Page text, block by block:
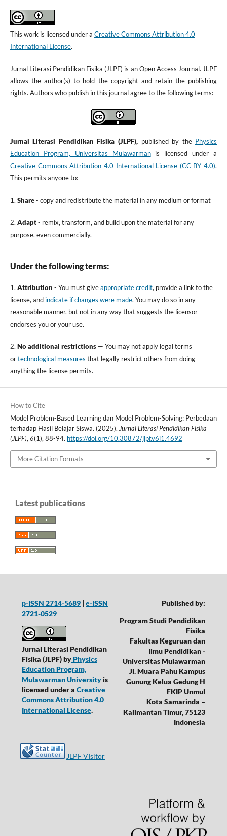
This work is licensed under a Creative Commons Attribution 4.0
International License.
Jurnal Literasi Pendidikan Fisika (JLPF) is an Open Access Journal. JLPF
allows the author(s) to hold the copyright and retain the publishing
rights. Authors who publish in this journal agree to the following terms:
Jurnal Literasi Pendidikan Fisika (JLPF), published by the Physics
Education Program, Universitas Mulawarmanis licensed under a
Creative Commons Attribution 4.0 International License (CC BY 4.0).
This permits anyone to:
1. Share- copy and redistribute the material in any medium or format
2. Adapt- remix, transform, and build upon the material for any
purpose, even commercially.
Under the following terms:
1. Attribution - You must giveappropriate credit, provide a link to the
license, and indicate if changes were made. You may do so in any
reasonable manner, but not in any way that suggests the licensor
endorses you or your use.
2. No additional restrictions— You may not apply legal terms
ortechnological measures that legally restrict others from doing
anything the license permits.
How to Cite
Model Problem-Based Learning dan Model Problem-Solving: Perbedaan
terhadap Hasil Belajar Siswa. (2025). Jurnal Literasi Pendidikan Fisika
(JLPF), 6(1), 88-94. https://doi.org/10.30872/jlpf.v6i1.4692
More Citation Formats
Latest publications
p-ISSN 2714-5689| e-ISSN
2721-0529
Jurnal Literasi Pendidikan
Fisika (JLPF)byPhysics
Education Program,
Mulawarman Universityis
licensed under a Creative
Commons Attribution 4.0
International License.
Published by:
Program Studi Pendidikan
Fisika
Fakultas Keguruan dan
Ilmu Pendidikan -
Universitas Mulawarman
Jl. Muara Pahu Kampus
Gunung Kelua Gedung H
FKIP Unmul
Kota Samarinda –
Kalimantan Timur, 75123
Indonesia
JLPF VIsitor